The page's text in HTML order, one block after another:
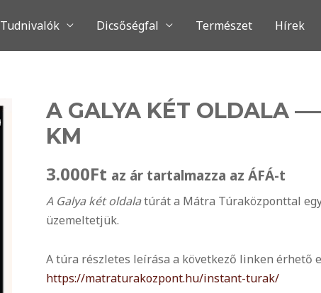
Tudnivalók Dicsőségfal Természet Hírek
A GALYA KÉT OLDALA
KM
3.000Ft az ár tartalmazza az ÁFÁ-t
A Galya két oldalatúrát a Mátra Túraközponttal
üzemeltetjük.
A túra részletes leírása a következő linken érhető
https://matraturakozpont.hu/instant-turak/